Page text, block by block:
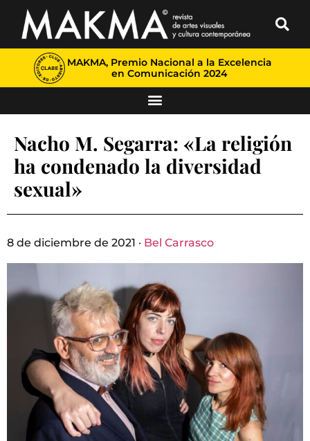
MAKMA, Premio Nacional a la Excelencia
en Comunicación 2024
Nacho M. Segarra: «La religión
ha condenado la diversidad
sexual»
8 de diciembre de 2021 · Bel Carrasco